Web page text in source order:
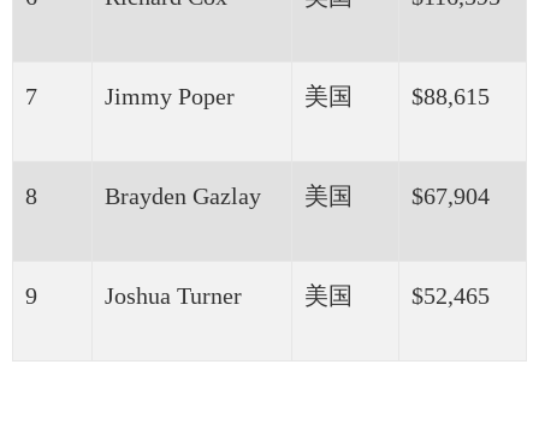
7 Jimmy Poper 美国 $88,615
8 Brayden Gazlay 美国 $67,904
9 Joshua Turner 美国 $52,465